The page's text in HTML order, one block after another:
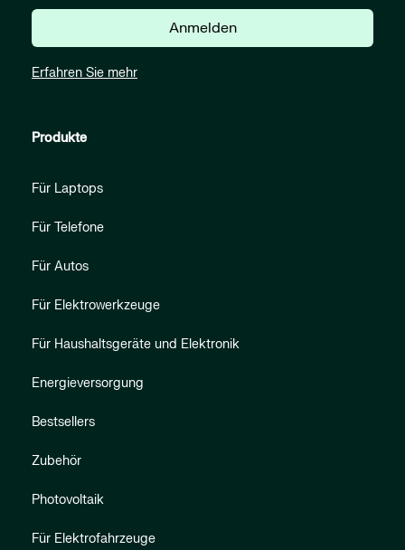
Anmelden
Erfahren Sie mehr
Produkte
Für Laptops
Für Telefone
Für Autos
Für Elektrowerkzeuge
Für Haushaltsgeräte und Elektronik
Energieversorgung
Bestsellers
Zubehör
Photovoltaik
Für Elektrofahrzeuge